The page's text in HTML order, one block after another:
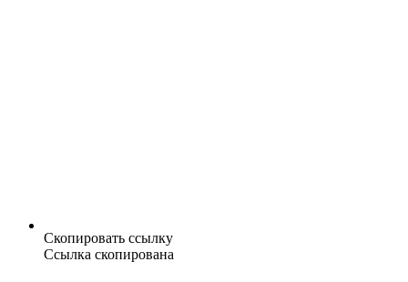
Скопировать ссылку
Ссылка скопирована